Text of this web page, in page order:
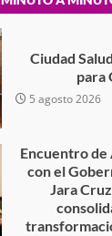
Encuentro
con el
Jara
30 julio 2026